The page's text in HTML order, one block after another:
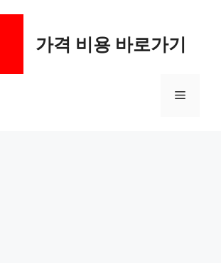
가격 비용 바로가기
메